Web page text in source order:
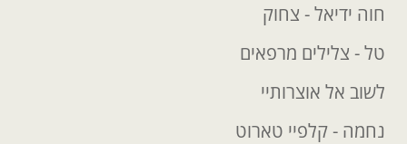
חוה ידיאל - צחוק
טל - צלילים מרפאים
לשוב אל אוצרותיי
נחמה - קלפיי טארוט